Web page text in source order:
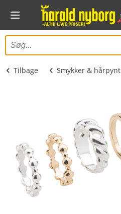
Tilbage Smykker & hårpynt